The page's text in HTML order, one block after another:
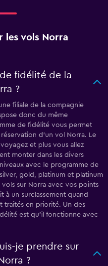
les vols Norra
fidélité de la
?
filiale de la compagnie
donc du même
de fidélité vous permet
d'un vol Norra. Le
et plus vous allez
monter dans les divers
avec le programme de
gold, platinum et platinum
sur Norra avec vos points
à un surclassement quand
traités en priorité. Un des
est qu'il fonctionne avec
je prendre sur
?